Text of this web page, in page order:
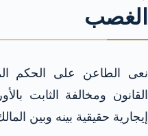
الغصب
نعى الطاعن على الحكم
القانون ومخالفة الثابت
إيجارية حقيقية بينه وبين